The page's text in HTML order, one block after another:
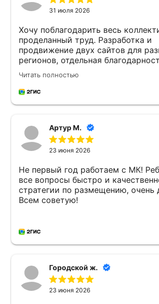
31 июля 2026
Хочу поблагодарить весь
проделанный труд. Разработка и
продвижение двух сайтов для
регионов, отдельная
Екатерине🤝 очень ответственно
задачам, хорошая обратная связь
к деталям!
Читать полностью
Артур М.
23 июня 2026
Не первый год работаем с МК!
все вопросы быстро и
стратегии по размещению, очень
Всем советую!
Городской ж.
23 июня 2026